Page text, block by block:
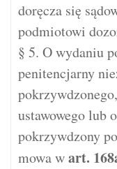
doręcza się
podmiotowi
§ 5. O wydaniu
penitencjarny
ustawowego lub
pokrzywdzony
mowa wart.